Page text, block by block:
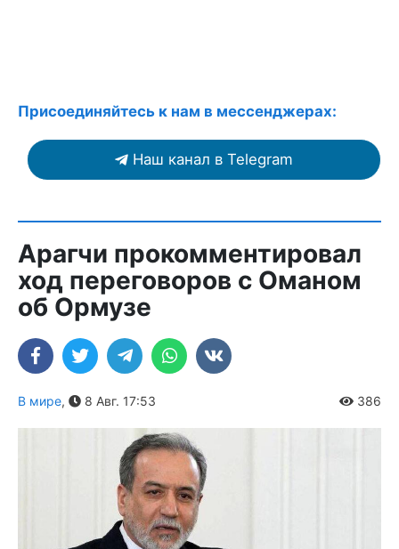
Присоединяйтесь к нам в мессенджерах:
Наш канал в Telegram
Арагчи прокомментировал
ход переговоров с Оманом
об Ормузе
В мире, 8 Авг. 17:53 386